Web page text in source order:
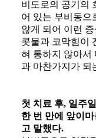
비도로의 공기의
어 있는 부비동으
않게 되어 이런
콧물과 코막힘이
혀 통하지 않아서
과 마찬가지가 되
첫 치료 후, 일주
한 번 만에 앞이
고 말했다.